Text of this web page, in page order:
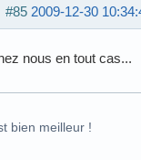
#85 2009-12-30
nous en tout cas...
bien meilleur !